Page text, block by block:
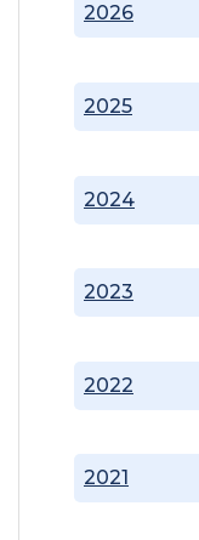
2021
2022
2023
2024
2025
2026